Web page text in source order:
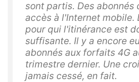
sont partis. Des abonnés
accès à l'Internet mobile.
pour qui l'itinérance est
suffisante. Il y a encore
abonnés aux forfaits 4G
trimestre dernier. Une
jamais cessé, en fait.